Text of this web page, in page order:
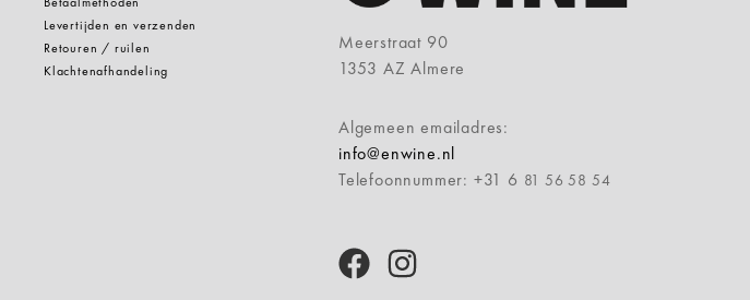
Levertijden en verzenden
Retouren / ruilen
Klachtenafhandeling
Meerstraat 90
1353 AZ Almere
Algemeen emailadres:
info@enwine.nl
Telefoonnummer: +31 6 81 56 58 54